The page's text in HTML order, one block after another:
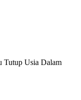
Tutup Usia Dalam